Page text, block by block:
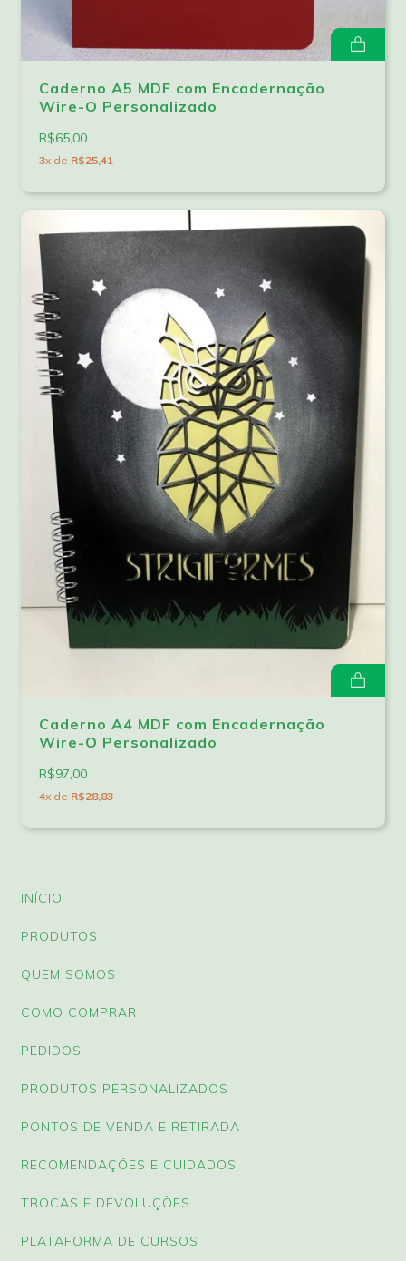
Caderno A5 MDF com Encadernação
Wire-O Personalizado
R$65,00
3x de R$25,41
Caderno A4 MDF com Encadernação
Wire-O Personalizado
R$97,00
4x de R$28,83
INÍCIO
PRODUTOS
QUEM SOMOS
COMO COMPRAR
PEDIDOS
PRODUTOS PERSONALIZADOS
PONTOS DE VENDA E RETIRADA
RECOMENDAÇÕES E CUIDADOS
TROCAS E DEVOLUÇÕES
PLATAFORMA DE CURSOS